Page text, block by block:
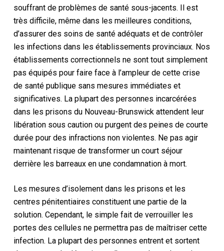
souffrant de problèmes de santé sous-jacents. Il est
très difficile, même dans les meilleures conditions,
d’assurer des soins de santé adéquats et de contrôler
les infections dans les établissements provinciaux. Nos
établissements correctionnels ne sont tout simplement
pas équipés pour faire face à l’ampleur de cette crise
de santé publique sans mesures immédiates et
significatives. La plupart des personnes incarcérées
dans les prisons du Nouveau-Brunswick attendent leur
libération sous caution ou purgent des peines de courte
durée pour des infractions non violentes. Ne pas agir
maintenant risque de transformer un court séjour
derrière les barreaux en une condamnation à mort.
Les mesures d’isolement dans les prisons et les
centres pénitentiaires constituent une partie de la
solution. Cependant, le simple fait de verrouiller les
portes des cellules ne permettra pas de maîtriser cette
infection. La plupart des personnes entrent et sortent